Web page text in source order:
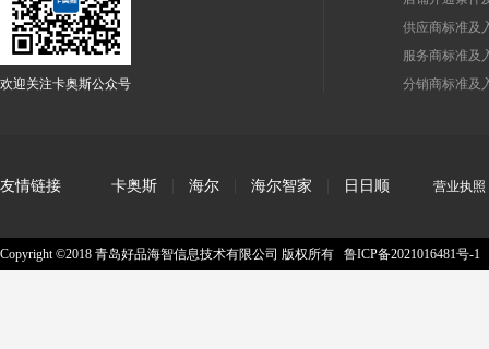
欢迎关注卡奥斯公众号
供应商标准及
服务商标准及
分销商标准及
友情链接 卡奥斯 海尔 海尔智家 日日顺 营业执照
Copyright ©2018 青岛好品海智信息技术有限公司 版权所有 鲁ICP备2021016481号-1